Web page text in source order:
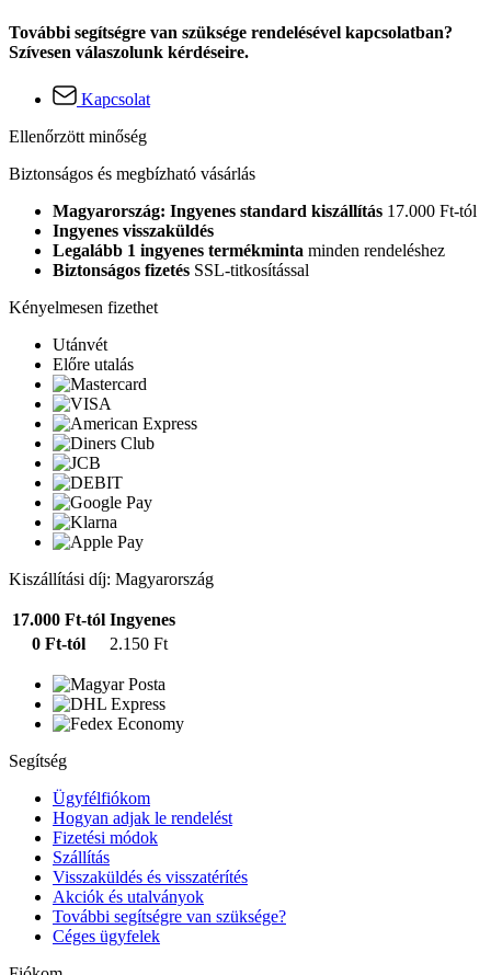
További segítségre van szüksége rendelésével kapcsolatban?
Szívesen válaszolunk kérdéseire.
Kapcsolat
Ellenőrzött minőség
Biztonságos és megbízható vásárlás
Magyarország: Ingyenes standard kiszállítás 17.000 Ft-tól
Ingyenes visszaküldés
Legalább 1 ingyenes termékminta minden rendeléshez
Biztonságos fizetés SSL-titkosítással
Kényelmesen fizethet
Utánvét
Előre utalás
Kiszállítási díj: Magyarország
17.000 Ft-tól Ingyenes
0 Ft-tól
2.150 Ft
Segítség
Ügyfélfiókom
Hogyan adjak le rendelést
Fizetési módok
Szállítás
Visszaküldés és visszatérítés
Akciók és utalványok
További segítségre van szüksége?
Céges ügyfelek